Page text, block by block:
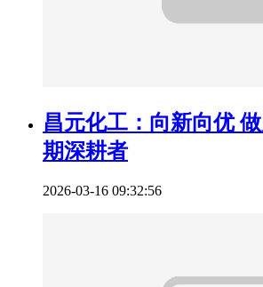
昌元化工：向新向优
期深耕者
2026-03-16 09:32:56